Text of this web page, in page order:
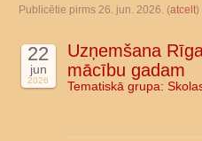
Publicētie pirms 26. jun. 2026. (atcelt)
22
jun
2026
Uzņemšana
mācību gadam
Tematiskā grupa: